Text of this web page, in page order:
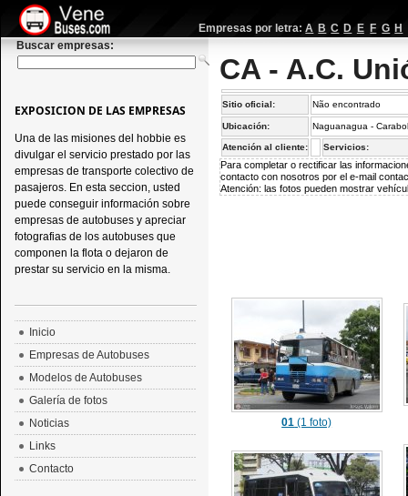
Empresas por letra: A B C D E F G H
Buscar empresas:
CA - A.C.
Sitio oficial: Não encontrado
Ubicación: Naguanagua -
Atención al cliente: Servicios:
Para completar o rectificar las
contacto con nosotros por el e-mail
Atención: las fotos pueden mostrar
01 (1 foto)
EXPOSICION DE LAS EMPRESAS
Una de las misiones del hobbie es
divulgar el servicio prestado por las
empresas de transporte colectivo de
pasajeros. En esta seccion, usted
puede conseguir información sobre
empresas de autobuses y apreciar
fotografias de los autobuses que
componen la flota o dejaron de
prestar su servicio en la misma.
Inicio
Empresas de Autobuses
Modelos de Autobuses
Galería de fotos
Noticias
Links
Contacto